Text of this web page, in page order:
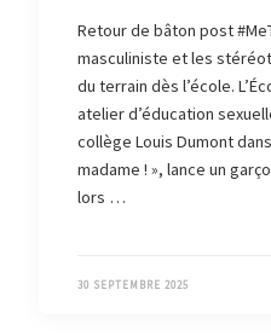
Retour de bâton post
masculiniste et les
du terrain dès l’école.
atelier d’éducation
collège Louis Dumont
madame ! », lance un
lors …
30 SEPTEMBRE 2025